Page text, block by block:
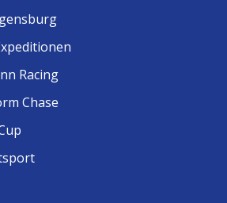
Racing
Chase